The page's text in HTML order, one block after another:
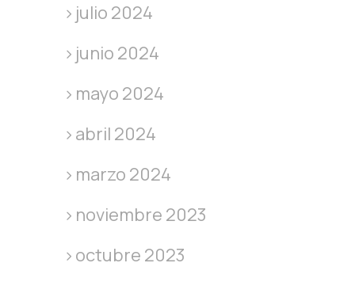
julio 2024
junio 2024
mayo 2024
abril 2024
marzo 2024
noviembre 2023
octubre 2023